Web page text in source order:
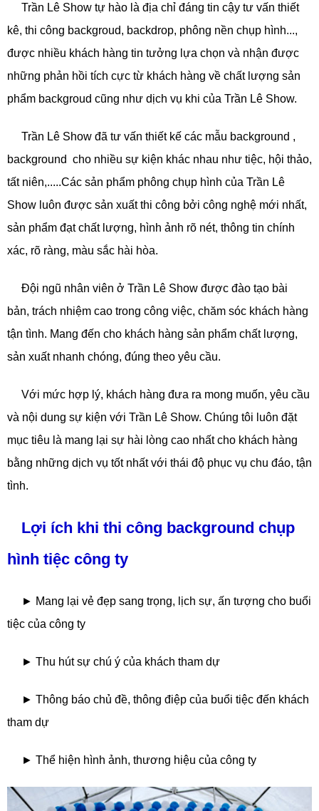
Trần Lê Show tự hào là địa chỉ đáng tin cậy tư vấn thiết
kê, thi công backgroud, backdrop, phông nền chụp hình...,
được nhiều khách hàng tin tưởng lựa chọn và nhận được
những phản hồi tích cực từ khách hàng về chất lượng sản
phẩm backgroud cũng như dịch vụ khi của Trần Lê Show.
Trần Lê Show đã tư vấn thiết kế các mẫu background ,
background cho nhiều sự kiện khác nhau như tiệc, hội thảo,
tất niên,.....Các sản phẩm phông chụp hình của Trần Lê
Show luôn được sản xuất thi công bởi công nghệ mới nhất,
sản phẩm đạt chất lượng, hình ảnh rõ nét, thông tin chính
xác, rõ ràng, màu sắc hài hòa.
Đội ngũ nhân viên ở Trần Lê Show được đào tạo bài
bản, trách nhiệm cao trong công việc, chăm sóc khách hàng
tận tình. Mang đến cho khách hàng sản phẩm chất lượng,
sản xuất nhanh chóng, đúng theo yêu cầu.
Với mức hợp lý, khách hàng đưa ra mong muốn, yêu cầu
và nội dung sự kiện với Trần Lê Show. Chúng tôi luôn đặt
mục tiêu là mang lại sự hài lòng cao nhất cho khách hàng
bằng những dịch vụ tốt nhất với thái độ phục vụ chu đáo, tận
tình.
Lợi ích khi thi công background chụp
hình tiệc công ty
► Mang lại vẻ đẹp sang trọng, lịch sự, ấn tượng cho buổi
tiệc của công ty
► Thu hút sự chú ý của khách tham dự
► Thông báo chủ đề, thông điệp của buổi tiệc đến khách
tham dự
► Thể hiện hình ảnh, thương hiệu của công ty